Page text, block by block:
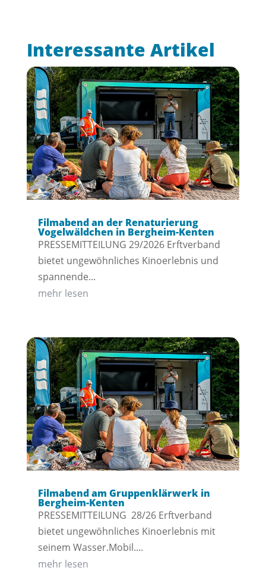
Interessante Artikel
Filmabend an der Renaturierung
Vogelwäldchen in Bergheim-Kenten
PRESSEMITTEILUNG 29/2026 Erftverband
bietet ungewöhnliches Kinoerlebnis und
spannende...
mehr lesen
Filmabend am Gruppenklärwerk in
Bergheim-Kenten
PRESSEMITTEILUNG 28/26 Erftverband
bietet ungewöhnliches Kinoerlebnis mit
seinem Wasser.Mobil....
mehr lesen